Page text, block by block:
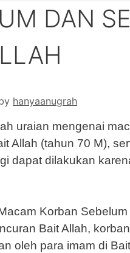
DAN
hanyaanugrah
uraian mengenai
Allah (tahun 70 M),
dapat dilakukan
Korban
Bait Allah,
oleh para imam di